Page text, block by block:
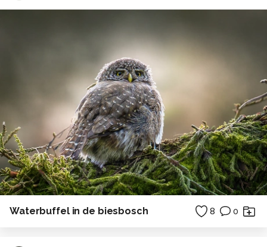
Waterbuffel in de biesbosch 8 0